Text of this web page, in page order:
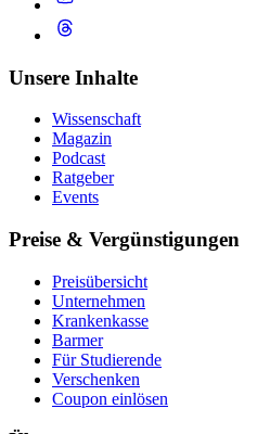
Unsere Inhalte
Wissenschaft
Magazin
Podcast
Ratgeber
Events
Preise & Vergünstigungen
Preisübersicht
Unternehmen
Krankenkasse
Barmer
Für Studierende
Ver­schen­ken
Coupon einlösen